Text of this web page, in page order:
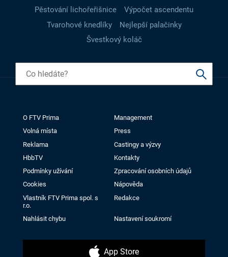
Pěstování lichořeřišnice
Výpočet ascendentu
Tvarohové knedlíky
Nejlepší palačinky
Švestkový koláč
O FTV Prima
Management
Volná místa
Press
Reklama
Castingy a výzvy
HbbTV
Kontakty
Podmínky užívání
Zpracování osobních údajů
Cookies
Nápověda
Vlastník FTV Prima spol. s
r.o.
Redakce
Nahlásit chybu Nastavení soukromí
App Store